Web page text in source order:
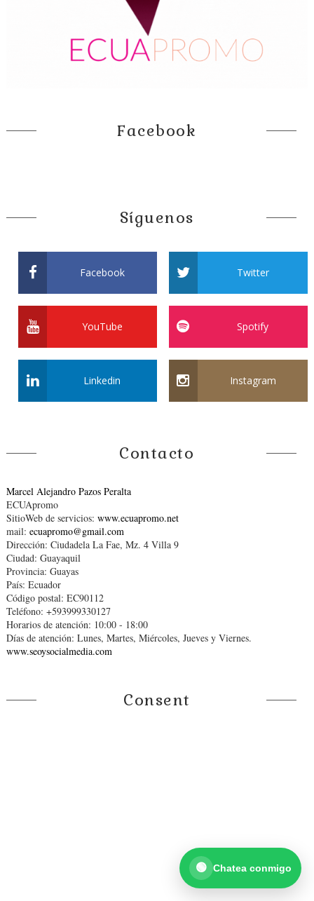
Facebook
Síguenos
Facebook Twitter
YouTube Spotify
Linkedin Instagram
Contacto
Marcel Alejandro Pazos Peralta
ECUApromo
SitioWeb de servicios: www.ecuapromo.net
mail: ecuapromo@gmail.com
Dirección: Ciudadela La Fae, Mz. 4 Villa 9
Ciudad: Guayaquil
Provincia: Guayas
País: Ecuador
Código postal: EC90112
Teléfono: +593999330127
Horarios de atención: 10:00 - 18:00
Días de atención: Lunes, Martes, Miércoles, Jueves y Viernes.
www.seoysocialmedia.com
🟢 Chatea conmigo
Consent